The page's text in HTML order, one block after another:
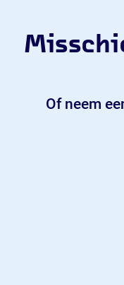
Of neem